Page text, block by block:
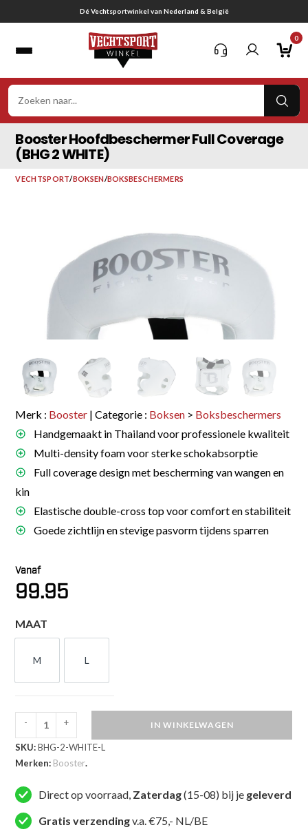
naar
Gratis verzending vanaf € 75,-
0
Booster Hoofdbeschermer Full Coverage
(BHG 2 WHITE)
VECHTSPORT/BOKSEN/BOKSBESCHERMERS
Merk : Booster | Categorie : Boksen > Boksbeschermers
Handgemaakt in Thailand voor professionele kwaliteit
Multi-density foam voor sterke schokabsorptie
Full coverage design met bescherming van wangen en
kin
Elastische double-cross top voor comfort en stabiliteit
Goede zichtlijn en stevige pasvorm tijdens sparren
Vanaf
99.95
MAAT
M
M
L
L
Booster
Hoofdbeschermer
Full
Coverage
(BHG
2
- + IN WINKELWAGEN
SKU:BHG-2-WHITE-L
Merken: Booster.
Direct op voorraad, Zaterdag(15-08) bij je geleverd
Gratis verzendingv.a. €75,- NL/BE